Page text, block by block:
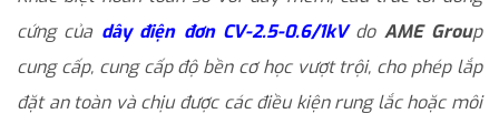
cứng của dây điện đơn CV-2.5-0.6/1kVdo AME Group
cung cấp, cung cấp độ bền cơ học vượt trội, cho phép lắp
đặt an toàn và chịu được các điều kiện rung lắc hoặc môi